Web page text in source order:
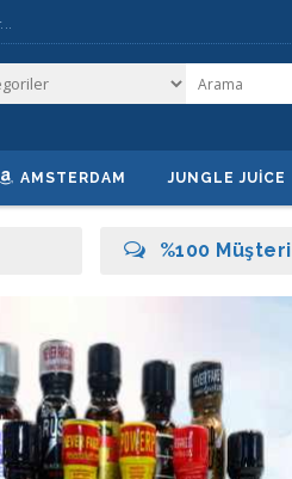
AMSTERDAM JUNGLE JUICE
%100 Müşteri